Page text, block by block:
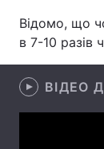
Техно і
Зброя
Здоров'я
Відомо, що
в 7-10 разів
ВІДЕО